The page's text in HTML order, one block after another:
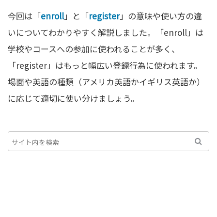
今回は「enroll」と「register」の意味や使い方の違
いについてわかりやすく解説しました。「enroll」は
学校やコースへの参加に使われることが多く、
「register」はもっと幅広い登録行為に使われます。
場面や英語の種類（アメリカ英語かイギリス英語か）
に応じて適切に使い分けましょう。